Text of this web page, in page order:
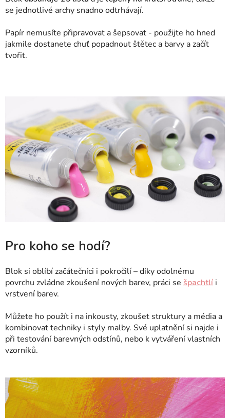
se jednotlivé archy snadno odtrhávají.
Papír nemusíte připravovat a šepsovat - použijte ho hned
jakmile dostanete chuť popadnout štětec a barvy a začít
tvořit.
Pro koho se hodí?
Blok si oblíbí začátečníci i pokročilí – díky odolnému
povrchu zvládne zkoušení nových barev, práci se špachtlí i
vrstvení barev.
Můžete ho použít i na inkousty, zkoušet struktury a média a
kombinovat techniky i styly malby. Své uplatnění si najde i
při testování barevných odstínů, nebo k vytváření vlastních
vzorníků.